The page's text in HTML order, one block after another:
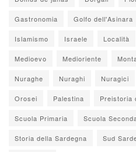
Gastronomia Golfo dell'Asinara
Islamismo Israele Località
Medioevo Medioriente
Nuraghe Nuraghi Nuragici
Orosei Palestina Preistoria
Scuola Primaria Scuola
Storia della Sardegna Sud